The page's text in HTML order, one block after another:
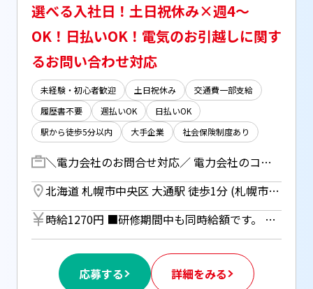
選べる入社日！土日祝休み×週4～
OK！日払いOK！電気のお引越しに関す
るお問い合わせ対応
未経験・初心者歓迎 土日祝休み
交通費一部支給
履歴書不要
週払いOK
日払いOK
駅から徒歩5分以内
大手企業 社会保険制度あり
＼電力会社のお問合せ対応／ 電力会社のコールセンターにてお客様からの引越しに関するお問い合わせ対応をお任せします！ ・電気の利用、停止の申込 ・解約受付 ・施工日の変更受付 ・設備撤去が伴う廃止申込 など ／ 対応範囲は限定されているので未経験の方でもご安心ください♪ ＼ 【入社】 8/17(入社手続きのみ)09:30~11:00 【研修】 座学：8/18～9/15(09:00～17:00) OJT：9/16～9/28(08:50～17:00) 【入社】 9/10(入社研修のみ) 【研修】 座学：9/11～10/8(09:00～17:00) OJT：10/9～10/23(08:50～17:00) ※研修期間中も土日祝休み ※OJT期間は週4～OK ※9/21(月・祝)～9/23(水・祝)お休み ※9/21～23の祝日もお休み
北海道 札幌市中央区 大通駅 徒歩1分 (札幌市営地下鉄南北線) ／ さっぽろ駅 徒歩10分 (札幌市営南北線) ／ 札幌駅 徒歩15分 (函館本線)
時給1270円 ■研修期間中も同時給額です。 ■日払いOK（所定労働時間の80％迄） ■給与は月1回の銀行振込となりますが、「JOBPAY（ジョブペイ）」の利用で就業当日に給料相当額の一部をセブン銀行や三菱UFJ銀行、コンビニ等のATMから受け取る事が可能です！ ◎『JOBPAY』の詳細は登録時または当社HPで！
応募する 詳細をみる